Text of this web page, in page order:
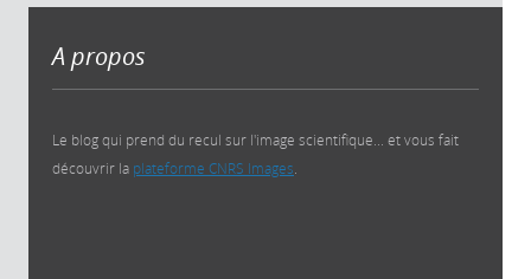
A propos
Le blog qui prend du recul sur l'image scientifique... et vous fait
découvrir la plateforme CNRS Images.